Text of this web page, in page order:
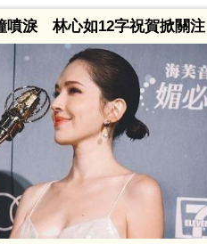
文今（23）日發文還原「金鐘
」，並透露她沒走星光大道的
噴淚 林心如12字祝賀掀關注